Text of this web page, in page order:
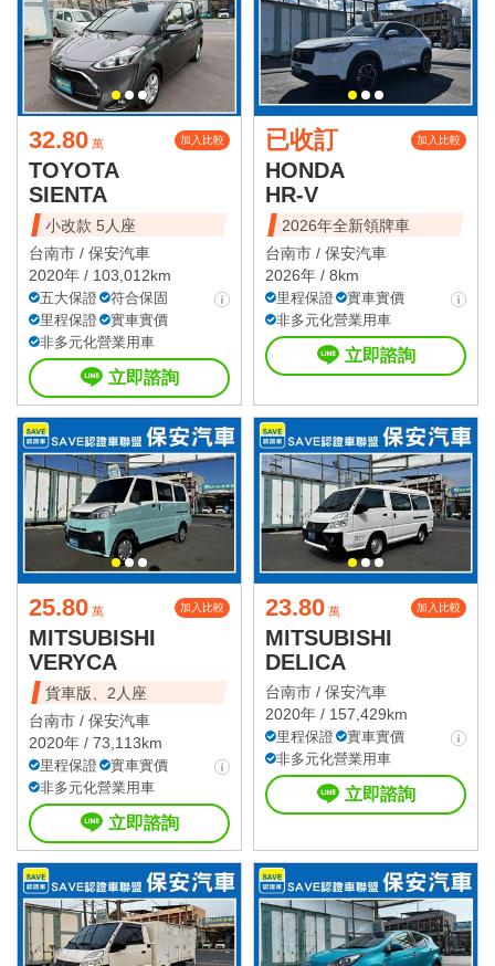
32.80 萬 加入比較
TOYOTA
SIENTA
小改款 5人座
台南市 / 保安汽車
2020年 / 103,012km
五大保證
符合保固
里程保證
實車實價
非多元化營業用車
立即諮詢
已收訂 加入比較
HONDA
HR-V
2026年全新領牌車
台南市 / 保安汽車
2026年 / 8km
里程保證
實車實價
非多元化營業用車
立即諮詢
25.80 萬 加入比較
MITSUBISHI
VERYCA
貨車版、2人座
台南市 / 保安汽車
2020年 / 73,113km
里程保證
實車實價
非多元化營業用車
立即諮詢
23.80 萬 加入比較
MITSUBISHI
DELICA
台南市 / 保安汽車
2020年 / 157,429km
里程保證
實車實價
非多元化營業用車
立即諮詢